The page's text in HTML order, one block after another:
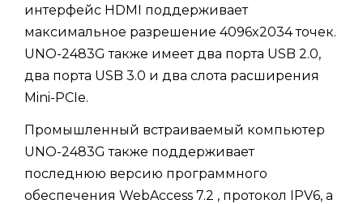
интерфейс HDMI поддерживает
максимальное разрешение 4096x2034 точек.
UNO-2483G также имеет два порта USB 2.0,
два порта USB 3.0 и два слота расширения
Mini-PCIe.
Промышленный встраиваемый компьютер
UNO-2483G также поддерживает
последнюю версию программного
обеспечения WebAccess 7.2 , протокол IPV6, а